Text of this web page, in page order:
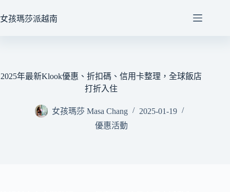
至
女孩瑪莎派越南
2025年最新Klook優惠、折扣碼、信用卡整理，全球飯店
打折入住
女孩瑪莎 Masa Chang
2025-01-19
優惠活動